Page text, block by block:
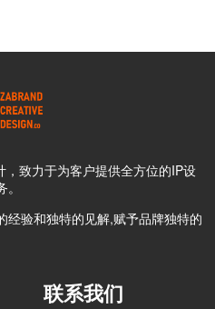
致力于为客户提供全方位的IP设
经验和独特的见解,赋予品牌独特的
联系我们